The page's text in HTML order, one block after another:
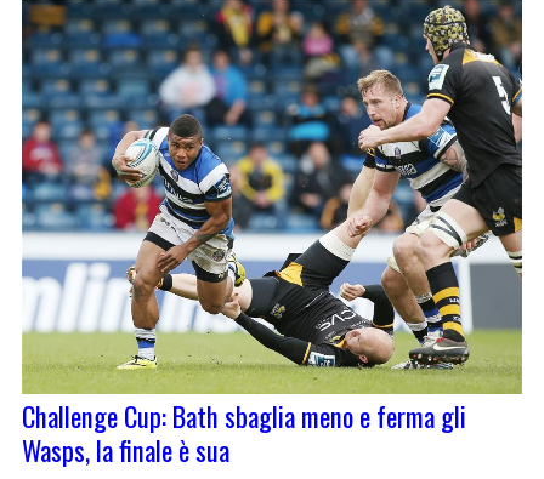
Challenge Cup: Bath sbaglia meno e ferma gli
Wasps, la finale è sua